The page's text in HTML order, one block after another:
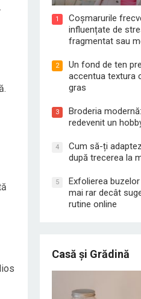
1
Coșmarurile
influențate de
fragmentat sau
2
Un fond de ten
accentua textura
gras
3
Broderia
redevenit un
4
Cum să-ți
după trecerea la
5
Exfolierea
mai rar decât
rutine online
Casă și Grădină